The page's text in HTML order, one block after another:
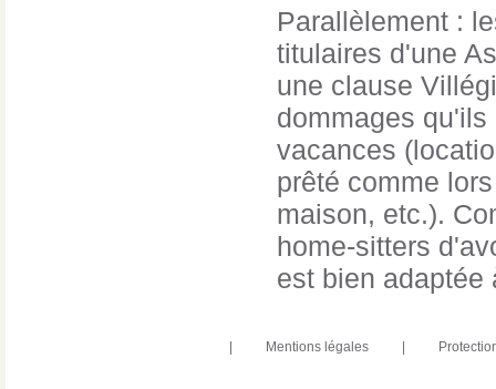
Parallèlement :
titulaires d'une
une clause
dommages
vacances
prêté comme
maison, etc.).
home-sitters
est bien adaptée
Mentions légales